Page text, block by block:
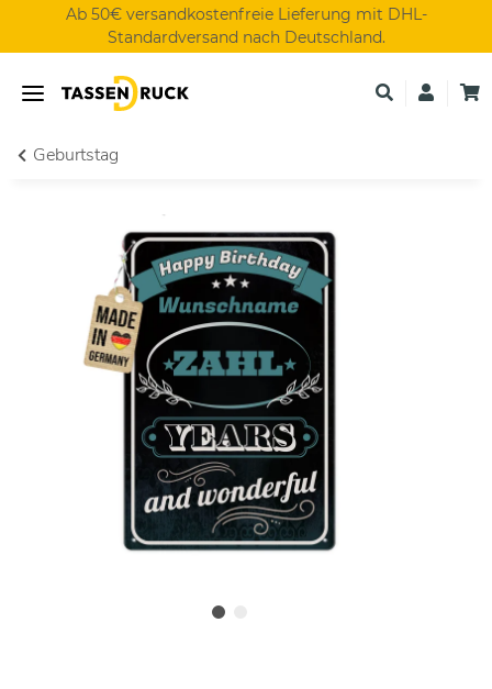
Ab 50€ versandkostenfreie Lieferung mit DHL-
Standardversand nach Deutschland.
Geburtstag